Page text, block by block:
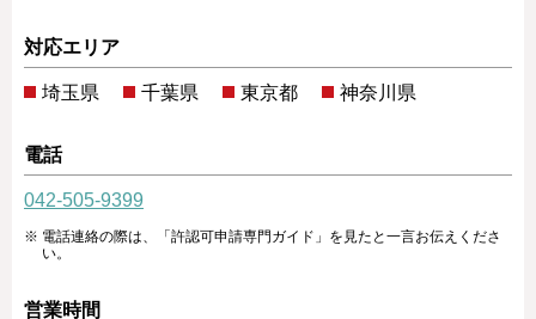
対応エリア
埼玉県 千葉県 東京都 神奈川県
電話
042-505-9399
電話連絡の際は、「許認可申請専門ガイド」を見たと一言お伝えくださ
い。
営業時間